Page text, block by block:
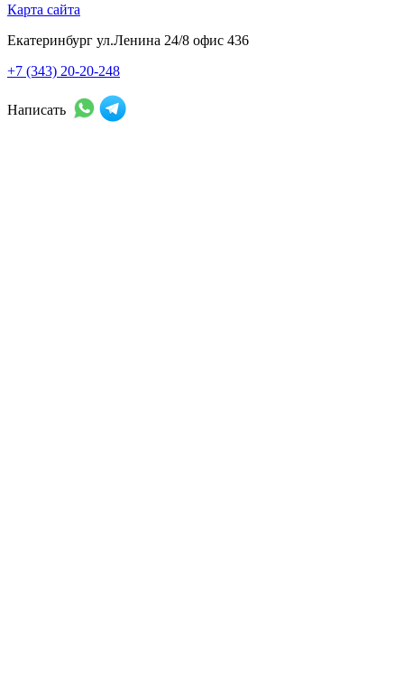
Карта сайта
Екатеринбург ул.Ленина 24/8 офис 436
+7 (343) 20-20-248
Написать